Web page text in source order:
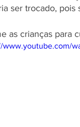
ser trocado, pois
as crianças para
www.youtube.com/